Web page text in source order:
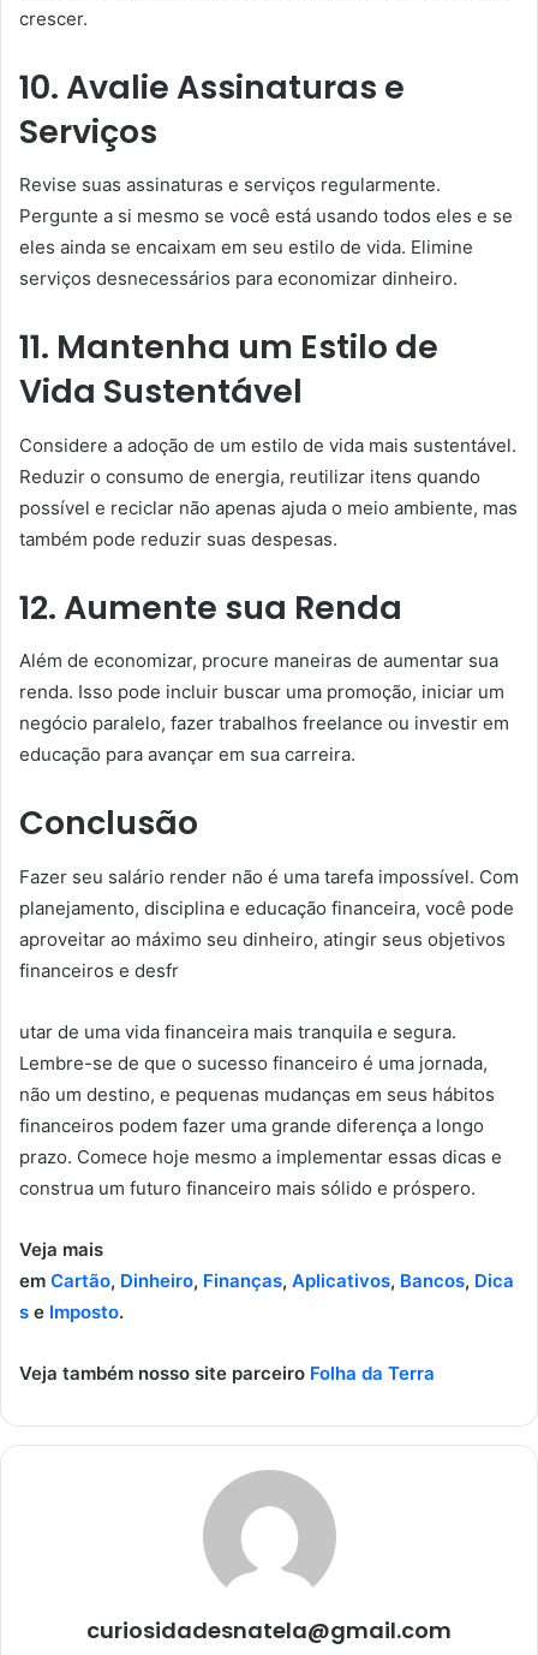
crescer.
10. Avalie Assinaturas e
Serviços
Revise suas assinaturas e serviços regularmente.
Pergunte a si mesmo se você está usando todos eles e se
eles ainda se encaixam em seu estilo de vida. Elimine
serviços desnecessários para economizar dinheiro.
11. Mantenha um Estilo de
Vida Sustentável
Considere a adoção de um estilo de vida mais sustentável.
Reduzir o consumo de energia, reutilizar itens quando
possível e reciclar não apenas ajuda o meio ambiente, mas
também pode reduzir suas despesas.
12. Aumente sua Renda
Além de economizar, procure maneiras de aumentar sua
renda. Isso pode incluir buscar uma promoção, iniciar um
negócio paralelo, fazer trabalhos freelance ou investir em
educação para avançar em sua carreira.
Conclusão
Fazer seu salário render não é uma tarefa impossível. Com
planejamento, disciplina e educação financeira, você pode
aproveitar ao máximo seu dinheiro, atingir seus objetivos
financeiros e desfr
utar de uma vida financeira mais tranquila e segura.
Lembre-se de que o sucesso financeiro é uma jornada,
não um destino, e pequenas mudanças em seus hábitos
financeiros podem fazer uma grande diferença a longo
prazo. Comece hoje mesmo a implementar essas dicas e
construa um futuro financeiro mais sólido e próspero.
Veja mais
em Cartão, Dinheiro, Finanças, Aplicativos, Bancos, Dica
s e Imposto.
Veja também nosso site parceiro Folha da Terra
curiosidadesnatela@gmail.com